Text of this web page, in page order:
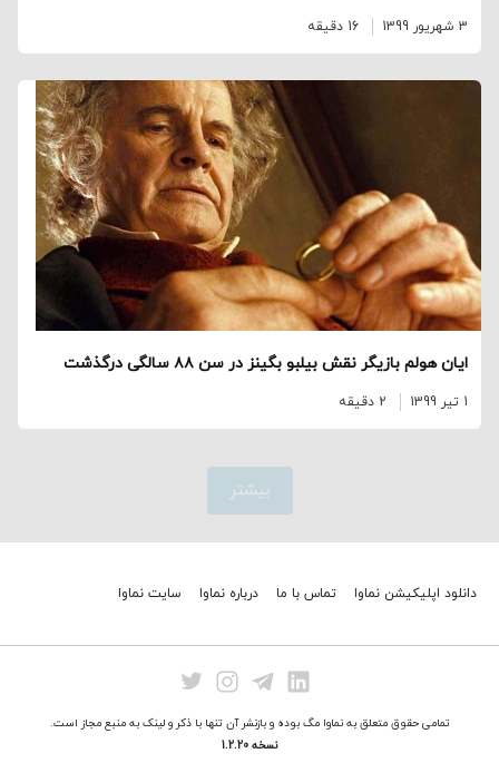
3 شهریور 1399 16 دقیقه
ایان هولم بازیگر نقش بیلبو بگینز در سن ۸۸ سالگی درگذشت
1 تیر 1399 2 دقیقه
بیشتر
دانلود اپلیکیشن نماوا تماس با ما درباره نماوا سایت نماوا
تمامی حقوق متعلق به نماوا مگ بوده و بازنشر آن تنها با ذکر و لینک به منبع مجاز است.
نسخه 1.2.20